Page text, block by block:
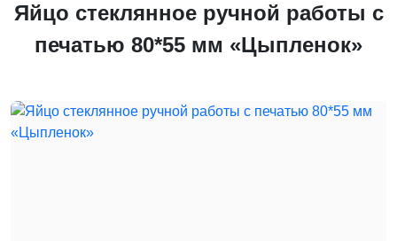
Яйцо стеклянное ручной работы с
печатью 80*55 мм «Цыпленок»